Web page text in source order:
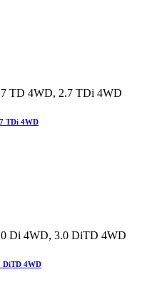
TDi 4WD
DiTD 4WD